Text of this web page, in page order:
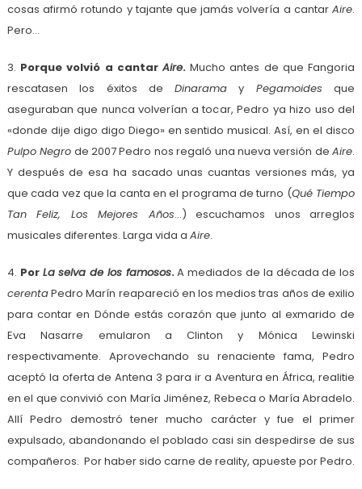
cosas afirmó rotundo y tajante que jamás volvería a cantarAire.
Pero…
3. Porque volvió a cantarAire.Mucho antes de que Fangoria
rescatasen los éxitos deDinarama y Pegamoides que
aseguraban que nunca volverían a tocar, Pedro ya hizo uso del
«donde dije digo digo Diego» en sentido musical. Así, en el disco
Pulpo Negro de 2007 Pedro nos regaló una nueva versión deAire.
Y después de esa ha sacado unas cuantas versiones más, ya
que cada vez que la canta en el programa de turno (Qué Tiempo
Tan Feliz, Los Mejores Años…) escuchamos unos arreglos
musicales diferentes. Larga vida a Aire.
4. Por La selva de los famosos.A mediados de la década de los
cerentaPedro Marín reapareció en los medios tras años de exilio
para contar en Dónde estás corazón que junto al exmarido de
Eva Nasarre emularon a Clinton y Mónica Lewinski
respectivamente. Aprovechando su renaciente fama, Pedro
aceptó la oferta de Antena 3 para ir a Aventura en África, realitie
en el que convivió con María Jiménez, Rebeca o María Abradelo.
Allí Pedro demostró tener mucho carácter y fue el primer
expulsado, abandonando el poblado casi sin despedirse de sus
compañeros. Por haber sido carne de reality, apueste por Pedro.